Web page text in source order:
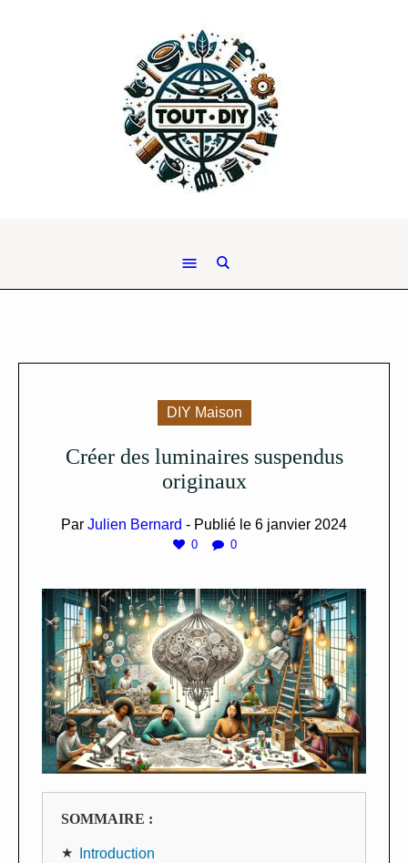
DIY Maison
Créer des luminaires suspendus
originaux
Par Julien Bernard - Publié le 6 janvier 2024
0 0
SOMMAIRE :
Introduction